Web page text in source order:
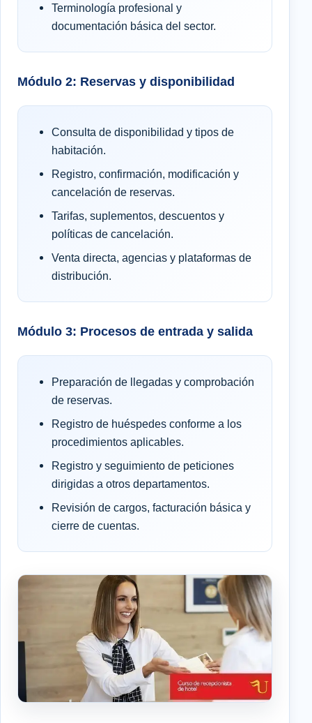
Terminología profesional y
documentación básica del sector.
Módulo 2: Reservas y disponibilidad
Consulta de disponibilidad y tipos de
habitación.
Registro, confirmación, modificación y
cancelación de reservas.
Tarifas, suplementos, descuentos y
políticas de cancelación.
Venta directa, agencias y plataformas de
distribución.
Módulo 3: Procesos de entrada y salida
Preparación de llegadas y comprobación
de reservas.
Registro de huéspedes conforme a los
procedimientos aplicables.
Registro y seguimiento de peticiones
dirigidas a otros departamentos.
Revisión de cargos, facturación básica y
cierre de cuentas.